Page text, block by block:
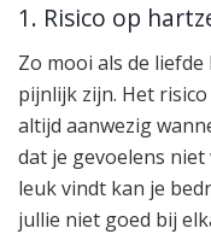
1. Risico op
Zo mooi als de
pijnlijk zijn. Het
altijd aanwezig
dat je gevoelens
leuk vindt kan je
jullie niet goed bij